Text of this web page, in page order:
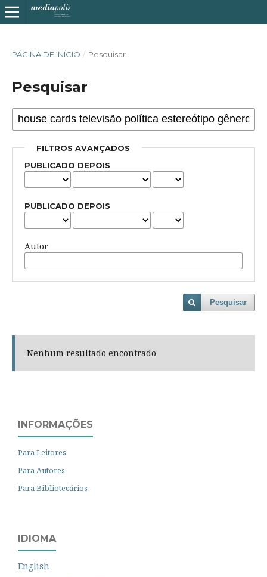
PÁGINA DE INÍCIO / Pesquisar
Pesquisar
FILTROS AVANÇADOS
PUBLICADO DEPOIS
PUBLICADO DEPOIS
Autor
Pesquisar
Nenhum resultado encontrado
INFORMAÇÕES
Para Leitores
Para Autores
Para Bibliotecários
IDIOMA
English